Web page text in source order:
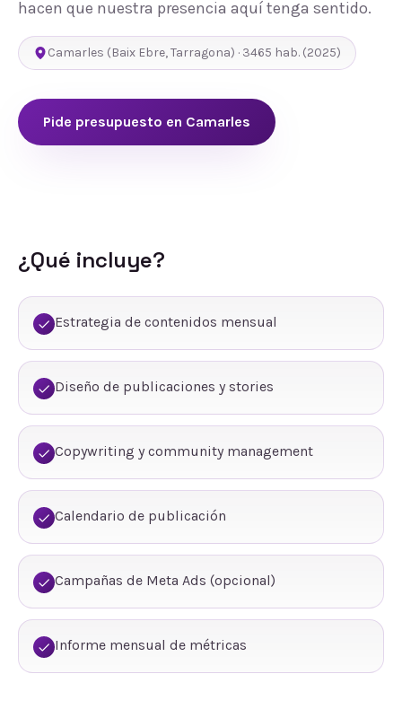
hacen que nuestra presencia aquí tenga sentido.
Camarles (Baix Ebre,Tarragona) · 3465 hab. (2025)
Pide presupuesto en Camarles
¿Qué incluye?
Estrategia de contenidos mensual
Diseño de publicaciones y stories
Copywriting y community management
Calendario de publicación
Campañas de Meta Ads (opcional)
Informe mensual de métricas